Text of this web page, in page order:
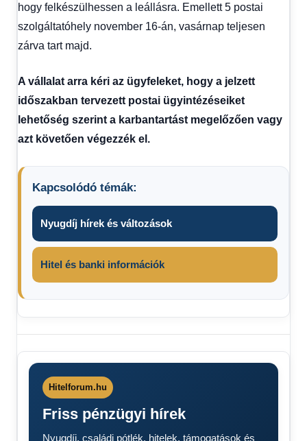
hogy felkészülhessen a leállásra. Emellett 5 postai
szolgáltatóhely november 16-án, vasárnap teljesen
zárva tart majd.
A vállalat arra kéri az ügyfeleket, hogy a jelzett
időszakban tervezett postai ügyintézéseiket
lehetőség szerint a karbantartást megelőzően vagy
azt követően végezzék el.
Kapcsolódó témák:
Nyugdíj hírek és változások
Hitel és banki információk
posta
Most
érkezettHitelforum.hu
Friss pénzügyi hírek
Nyugdíj, családi pótlék, hitelek, támogatások és